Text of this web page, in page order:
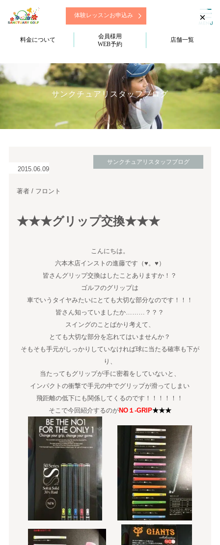
体験レッスンお申込み
料金について
会員様用
WEB予約
店舗一覧
サンクチュアリスタッフブログ
2015.06.09
サンクチュアリスタッフブログ
著者 / フロント
★★★グリップ交換★★★
こんにちは。
六本木店インストの進藤です（♥。♥）
皆さんグリップ交換はしたことありますか！？
ゴルフのグリップは
車でいうタイヤみたいにとても大切な部分なのです！！！
皆さん知っていましたか………？？？
スイングのことばかり考えて、
とても大切な部分を忘れてはいませんか？
そもそも手元がしっかりしていなければ球に当たる確率も下が
り、
当たってもグリップが手に密着をしていないと、
インパクトの衝撃で手元の中でグリップが滑ってしまい
飛距離の低下にも関係してくるのです！！！！！！
そこで今回紹介するのがNO１-GRIP★★★
×